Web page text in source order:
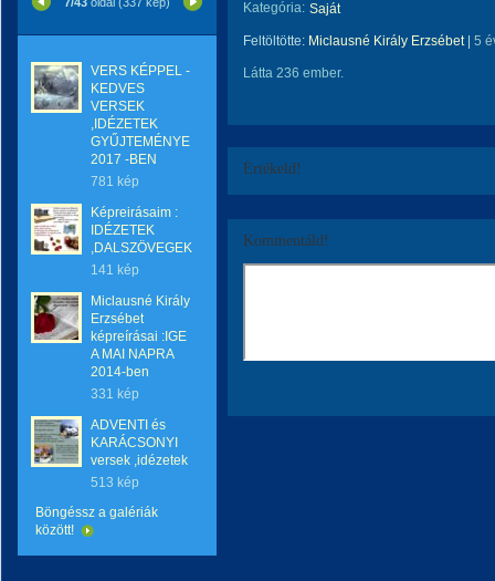
VERS KÉPPEL -
KEDVES
VERSEK
,IDÉZETEK
GYŰJTEMÉNYE
2017 -BEN
781 kép
Képreirásaim :
IDÉZETEK
,DALSZÖVEGEK
141 kép
Miclausné Király
Erzsébet
képreírásai :IGE
A MAI NAPRA
2014-ben
331 kép
ADVENTI és
KARÁCSONYI
versek ,idézetek
513 kép
Böngéssz a galériák
között!
Kategória: Saját
Feltöltötte: Miclausné Király Erzsébet| 5
Látta 236 ember.
Értékeld!
Kommentáld!